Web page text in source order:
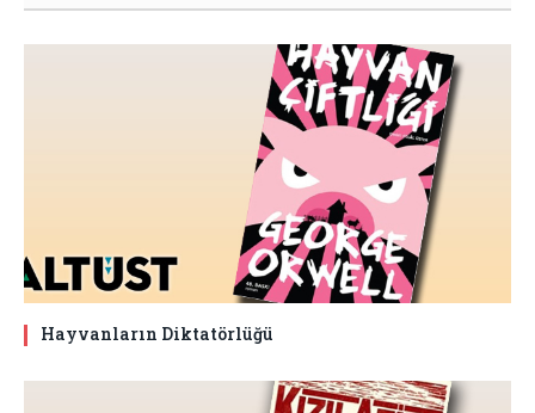
Hayvanların Diktatörlüğü